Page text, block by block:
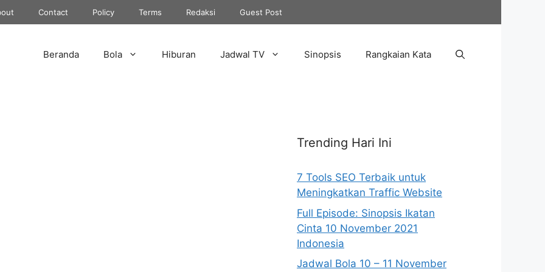
Contact Policy Terms Redaksi Guest Post
Beranda Bola Hiburan Jadwal TV Sinopsis Rangkaian Kata
Trending Hari Ini
7 Tools SEO Terbaik untuk
Meningkatkan Traffic Website
Full Episode: Sinopsis Ikatan
Cinta 10 November 2021
Indonesia
Jadwal Bola 10 – 11 November